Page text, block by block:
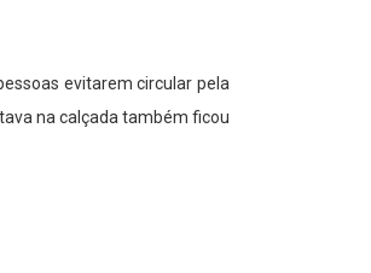
evitarem circular pela
na calçada também ficou